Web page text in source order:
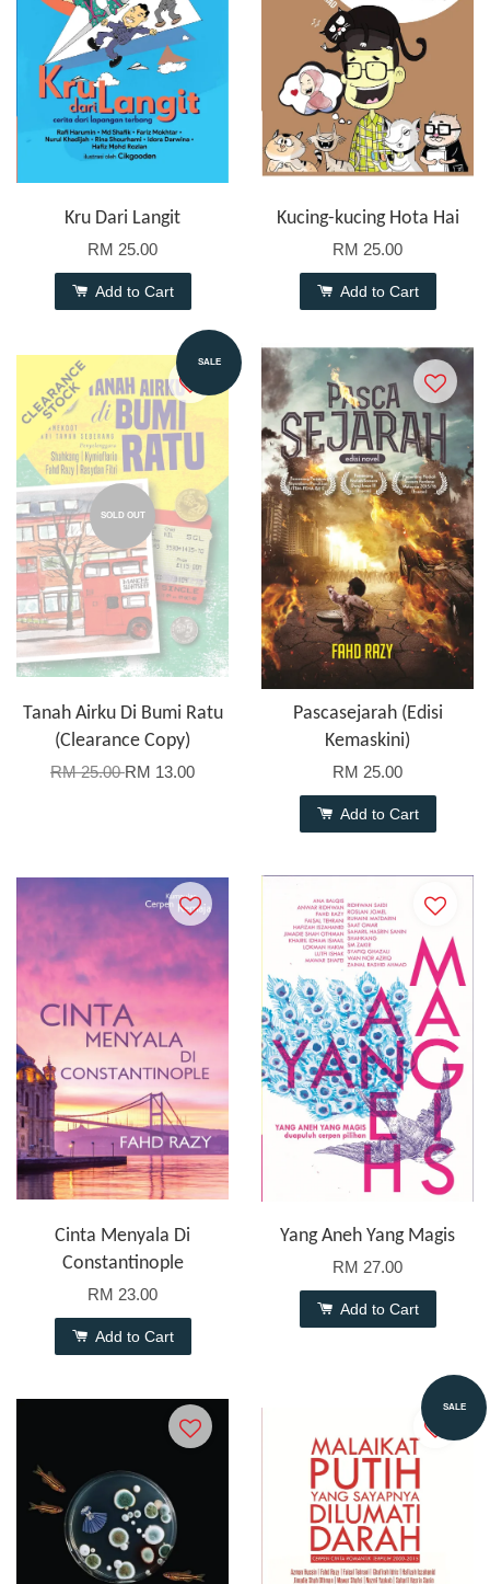
Kru Dari Langit
RM 25.00
Add to Cart
Kucing-kucing Hota Hai
RM 25.00
Add to Cart
SALE
SOLD OUT
Tanah Airku Di Bumi Ratu
(Clearance Copy)
RM 25.00RM 13.00
Pascasejarah (Edisi
Kemaskini)
RM 25.00
Add to Cart
Cinta Menyala Di
Constantinople
RM 23.00
Add to Cart
Yang Aneh Yang Magis
RM 27.00
Add to Cart
SALE